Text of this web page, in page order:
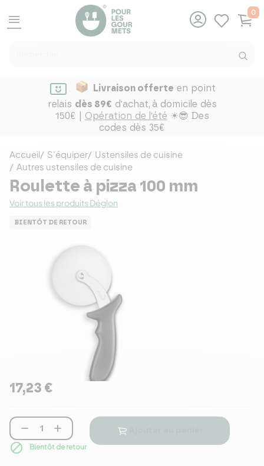
menu
0
Livraison offerte en point
relais dès 89€ d'achat, à domicile dès
150€ | Opération de l'été ☀😎 Des
codes dès 35€
Accueil S'équiper
Ustensiles de cuisine
Autres ustensiles de cuisine
Roulette à pizza 100 mm
Voir tous les produits Déglon
BIENTÔT DE RETOUR
17,23 €
 
 Bientôt de retour